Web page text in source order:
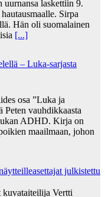
laskettiin 9.
Sirpa
Hän oli suomalainen
[...]
– Luka-sarjasta
osa ”Luka ja
Peten vauhdikkaasta
ADHD. Kirja on
maailmaan, johon
julkistettu
kuvataiteilija Vertti